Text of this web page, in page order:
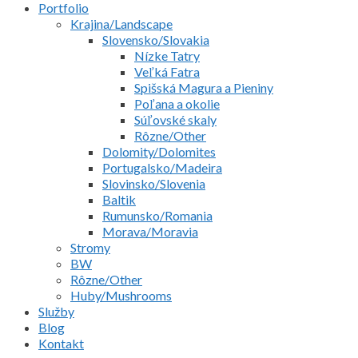
Portfolio
Krajina/Landscape
Slovensko/Slovakia
Nízke Tatry
Veľká Fatra
Spišská Magura a Pieniny
Poľana a okolie
Súľovské skaly
Rôzne/Other
Dolomity/Dolomites
Portugalsko/Madeira
Slovinsko/Slovenia
Baltik
Rumunsko/Romania
Morava/Moravia
Stromy
BW
Rôzne/Other
Huby/Mushrooms
Služby
Blog
Kontakt